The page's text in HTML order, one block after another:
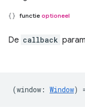
functie optioneel
De callback
(window : Window)